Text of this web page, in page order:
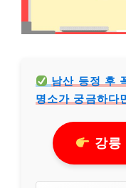
남산 등정 후
명소가 궁금하다
강릉